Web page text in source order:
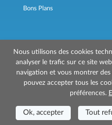
Bons Plans
© 2026 Mr Ferry est
Siège social: Via
Siège Opérationnel: Via Casa
Aut.Amm.Prov. LI n 1819 del 16/01/
Fideiussione
Nous utilisons des cookies
analyser le trafic sur ce site
navigation et vous montrer des
pouvez accepter tous les
préférences.
Ok, accepter Tout